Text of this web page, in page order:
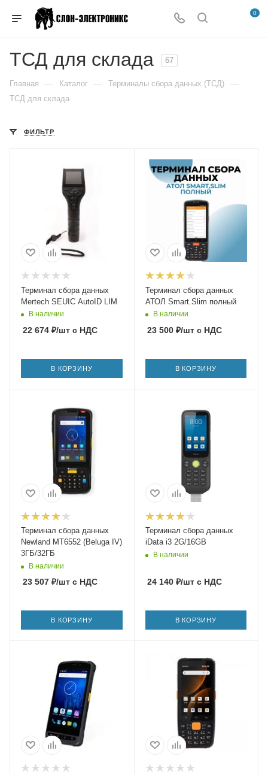
0
ТСД для склада 67
Главная — Каталог — Терминалы сбора данных (ТСД) —
ТСД для склада
ФИЛЬТР
Терминал сбора данных
Mertech SEUIC AutoID LIM
В наличии
22 674 ₽/шт с НДС
В КОРЗИНУ
Терминал сбора данных
АТОЛ Smart.Slim полный
В наличии
23 500₽/штс НДС
В КОРЗИНУ
Терминал сбора данных
Newland MT6552 (Beluga IV)
3ГБ/32ГБ
В наличии
23 507 ₽/шт с НДС
В КОРЗИНУ
Терминал сбора данных
iData i3 2G/16GB
В наличии
24 140₽/штс НДС
В КОРЗИНУ